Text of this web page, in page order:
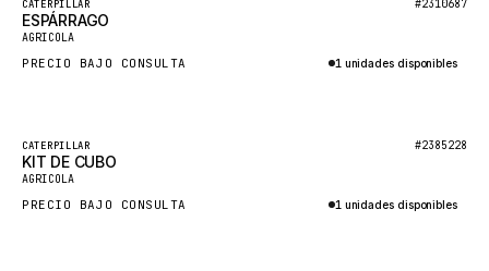
HYBEL
SDLG
Destacado
Nuevo
CATERPILLAR #2310687
ESPÁRRAGO
AGRICOLA
PRECIO BAJO CONSULTA 1 unidades disponibles
Destacado
Nuevo
CATERPILLAR #2385228
KIT DE CUBO
AGRICOLA
PRECIO BAJO CONSULTA 1 unidades disponibles